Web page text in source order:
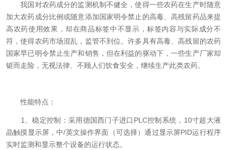
我国对农药成分的监测机制不健全，使得一些农药在生产时随意
加大农药成分比例或随意添加国家明令禁止的高毒、高残留药品来提
高农药使用效果，却在商品标签中不显示，标签内容与实际成分不
符，使得农药市场混乱，监管不到位。许多具有高毒、高残留的农药
国家早已明令禁止生产和销售，但在利益的驱动下，一些生产厂家却
铤而走险，无视法律、不顾人们饮食安全，继续生产此类农药。
性能特点：
1、稳定控制：采用德国西门子进口PLC控制系统，10寸超大液
晶触摸显示屏，中/英文操作界面（可选择）通过显示屏PID运行程序
实时监测和显示整个设备的运行状态。